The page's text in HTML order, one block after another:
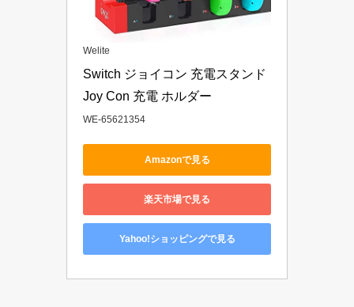
Welite
Switch ジョイコン 充電スタンド
Joy Con 充電 ホルダー
WE-65621354
Amazonで見る
楽天市場で見る
Yahoo!ショッピングで見る